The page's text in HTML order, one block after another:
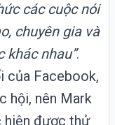
các cuộc nói
chuyên gia và
khác nhau”.
của Facebook,
hội, nên Mark
hiện được thử